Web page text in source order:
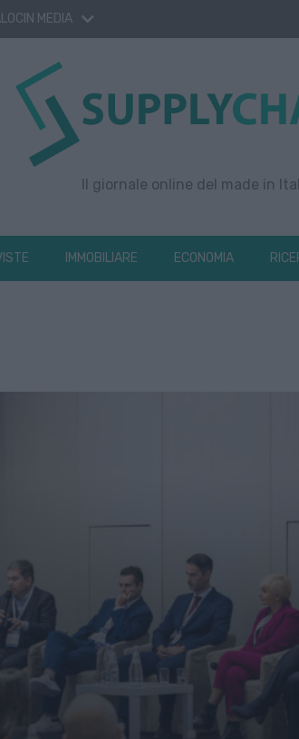
MEDIA
Il giornale online del made in
IMMOBILIARE ECONOMIA